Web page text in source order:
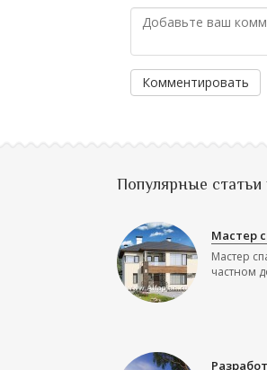
Комментировать
Популярные
Мастер
Мастер
частном